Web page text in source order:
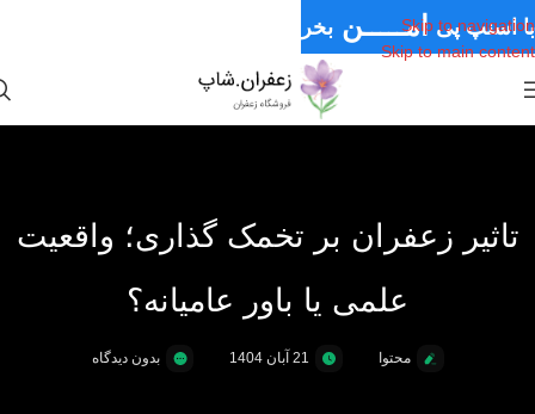
Skip to navigation
Skip to main content
تاثیر زعفران بر تخمک گذاری؛ واقعیت
علمی یا باور عامیانه؟
محتوا 21 آبان 1404 بدون دیدگاه
با اسنپ پی امـــــن
قـسـطی
بخر